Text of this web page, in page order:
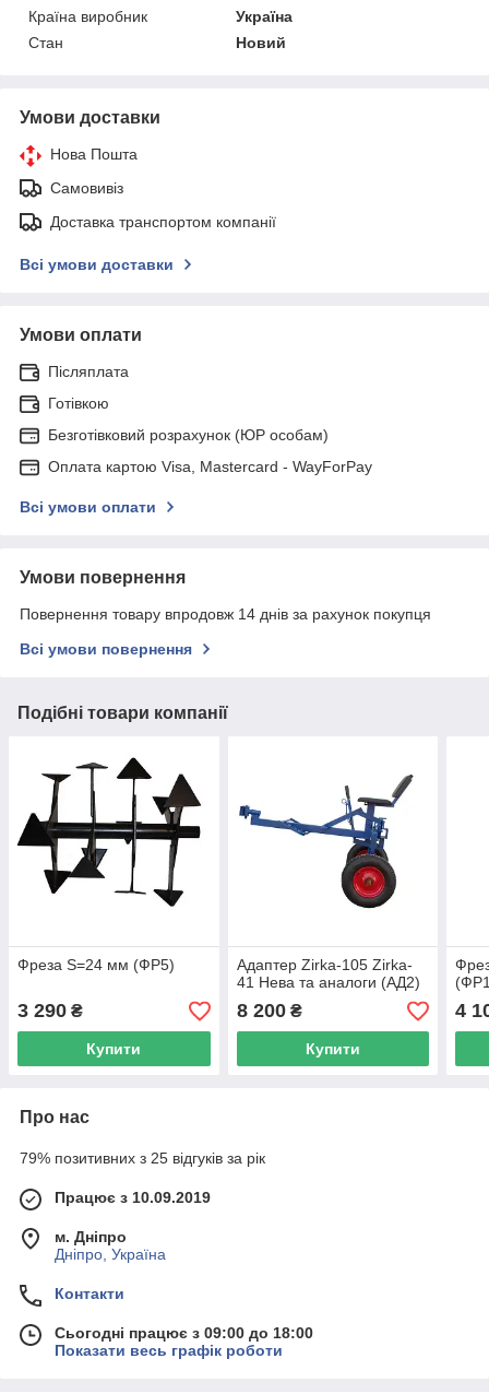
Країна виробник
Україна
Стан
Новий
Умови доставки
Нова Пошта
Самовивіз
Доставка транспортом компанії
Всі умови доставки
Умови оплати
Післяплата
Готівкою
Безготівковий розрахунок (ЮР особам)
Оплата картою Visa, Mastercard - WayForPay
Всі умови оплати
Умови повернення
Повернення товару впродовж 14 днів за рахунок покупця
Всі умови повернення
Подібні товари компанії
Фреза S=24 мм (ФР5)
3 290 ₴
Купити
Адаптер Zirka-105 Zirka-
41 Нева та аналоги (АД2)
8 200₴
Купити
4
Про нас
79% позитивних з 25 відгуків за рік
Працює з 10.09.2019
м. Дніпро
Дніпро, Україна
Контакти
Сьогодні працює з 09:00 до 18:00
Показати весь графік роботи